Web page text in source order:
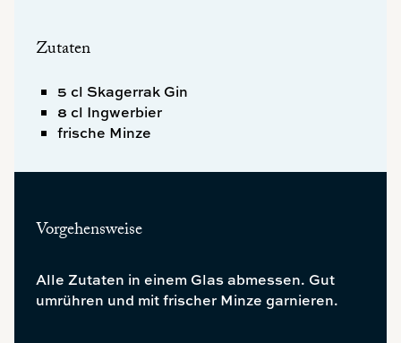
Zutaten
5 cl Skagerrak Gin
8 cl Ingwerbier
frische Minze
Vorgehensweise
Alle Zutaten in einem Glas abmessen. Gut
umrühren und mit frischer Minze garnieren.